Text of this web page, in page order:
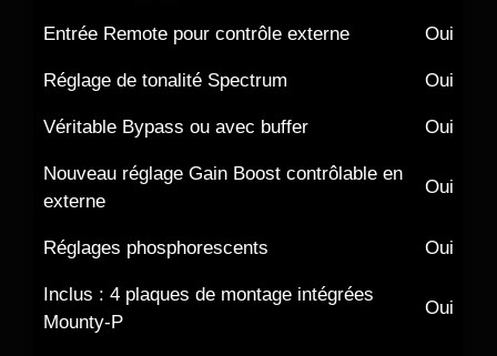
Entrée Remote pour contrôle externe Oui
Réglage de tonalité Spectrum Oui
Véritable Bypass ou avec buffer Oui
Nouveau réglage Gain Boost contrôlable en
externe
Oui
Réglages phosphorescents Oui
Inclus : 4 plaques de montage intégrées
Mounty-P
Oui